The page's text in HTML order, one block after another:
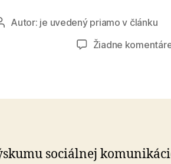
AutorAutor: je uvedený priamo v článku
Žiadne
sociálnej